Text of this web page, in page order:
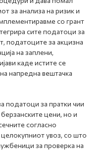
за анализа на ризик и
со грант
сите податоци за
податоците за акцизна
на заплени,
каде истите се
напредна вештачка
податоци за пратки чии
цени, но и
согласно
целокупниот увоз, со што
за проверка на